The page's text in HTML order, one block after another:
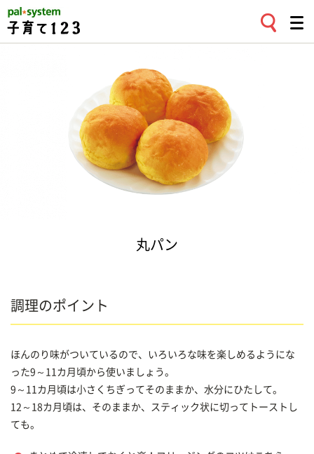
丸パン
調理のポイント
ほんのり味がついているので、いろいろな味を楽しめるようにな
った9～11カ月頃から使いましょう。
9～11カ月頃は小さくちぎってそのままか、水分にひたして。
12～18カ月頃は、そのままか、スティック状に切ってトーストし
ても。